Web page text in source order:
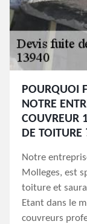
POURQUOI
NOTRE
COUVREUR
DE TOITURE
Notre
Molleges, est
toiture et
Etant dans le
couvreurs